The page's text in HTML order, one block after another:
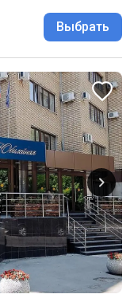
Выбрать